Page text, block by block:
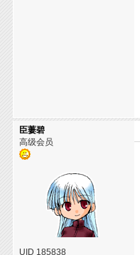
臣萋碧
高级会员
UID 185838